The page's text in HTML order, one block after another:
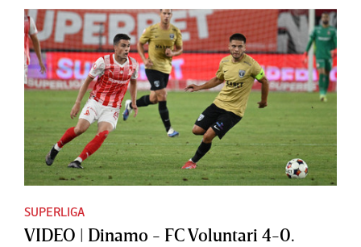
SUPERLIGA
VIDEO | Dinamo - FC Voluntari 4-0.